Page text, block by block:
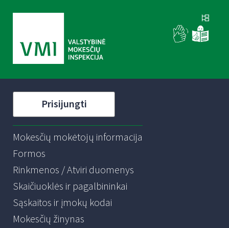
Prisijungti
Mokesčių mokėtojų informacija
Formos
Rinkmenos / Atviri duomenys
Skaičiuoklės ir pagalbininkai
Sąskaitos ir įmokų kodai
Mokesčių žinynas